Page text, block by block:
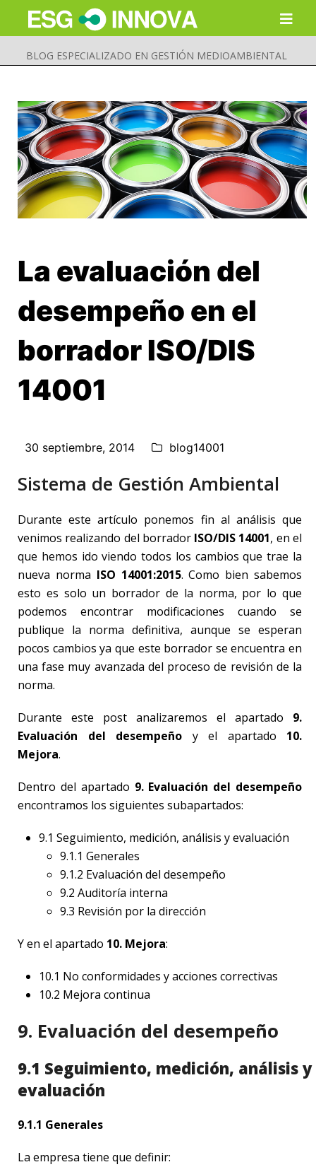
BLOG ESPECIALIZADO EN GESTIÓN MEDIOAMBIENTAL
Buscar Enviar
La evaluación del
desempeño en el
borrador ISO/DIS
14001
30 septiembre, 2014 blog14001
Sistema de Gestión Ambiental
Durante este artículo ponemos fin al análisis que
venimos realizando del borrador ISO/DIS 14001, en el
que hemos ido viendo todos los cambios que trae la
nueva norma ISO 14001:2015. Como bien sabemos
esto es solo un borrador de la norma, por lo que
podemos encontrar modificaciones cuando se
publique la norma definitiva, aunque se esperan
pocos cambios ya que este borrador se encuentra en
una fase muy avanzada del proceso de revisión de la
norma.
Durante este post analizaremos el apartado 9.
Evaluación del desempeño y el apartado 10.
Mejora.
Dentro del apartado 9. Evaluación del desempeño
encontramos los siguientes subapartados:
9.1 Seguimiento, medición, análisis y evaluación
9.1.1 Generales
9.1.2 Evaluación del desempeño
9.2 Auditoría interna
9.3 Revisión por la dirección
Y en el apartado 10. Mejora:
10.1 No conformidades y acciones correctivas
10.2 Mejora continua
9. Evaluación del desempeño
9.1 Seguimiento, medición, análisis y
evaluación
9.1.1 Generales
La empresa tiene que definir: